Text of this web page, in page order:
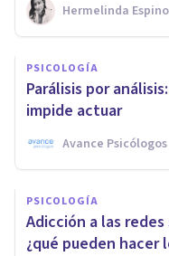
Hermelinda
PSICOLOGÍA
Parálisis por
impide actuar
Avance Psicólogos
PSICOLOGÍA
Adicción a las
¿qué pueden hacer